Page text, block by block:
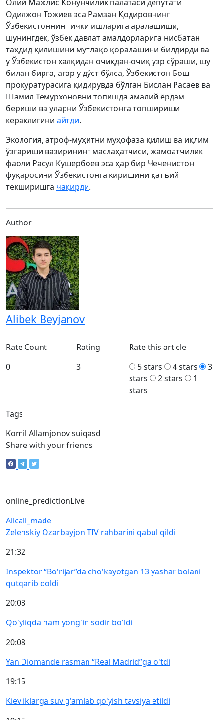
Олий Мажлис Қонунчилик палатаси депутати
Одилжон Тожиев эса Рамзан Қодировнинг
Ўзбекистоннинг ички ишларига аралашиши,
шунингдек, ўзбек давлат амалдорларига нисбатан
таҳдид қилишини мутлақо қоралашини билдирди ва
у Ўзбекистон халқидан очиқдан-очиқ узр сўраши, шу
билан бирга, агар у дўст бўлса, Ўзбекистон Бош
прокуратурасига қидирувда бўлган Бислан Расаев ва
Шамил Темурхоновни топишда амалий ёрдам
бериши ва уларни Ўзбекистонга топшириши
кераклигини айтди.
Экология, атроф-муҳитни муҳофаза қилиш ва иқлим
ўзгариши вазирининг маслаҳатчиси, жамоатчилик
фаоли Расул Кушербоев эса ҳар бир Чеченистон
фуқаросини Ўзбекистонга киришини қатъий
текширишга чақирди.
Author
Alibek Beyjanov
Tags
Komil Allamjonovsuiqasd
Rate Count
0
Rating
3
Rate this article
5 stars
4 stars
3
stars
2 stars
1
stars
Share with your friends
online_predictionLive
Allcall_made
Zelenskiy Ozarbayjon TIV rahbarini qabul qildi
21:32
Inspektor “Bo'rijar”da cho'kayotgan 13 yashar bolani
qutqarib qoldi
20:08
Qo'yliqda ham yong'in sodir bo'ldi
20:08
Yan Diomande rasman “Real Madrid”ga o'tdi
19:15
Kievliklarga suv g'amlab qo'yish tavsiya etildi